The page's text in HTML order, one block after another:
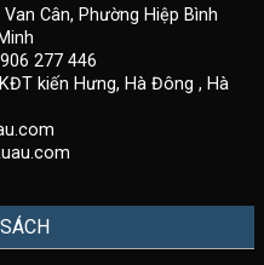
Cân, Phường Hiệp Bình
277 446
kiến Hưng, Hà Đông , Hà